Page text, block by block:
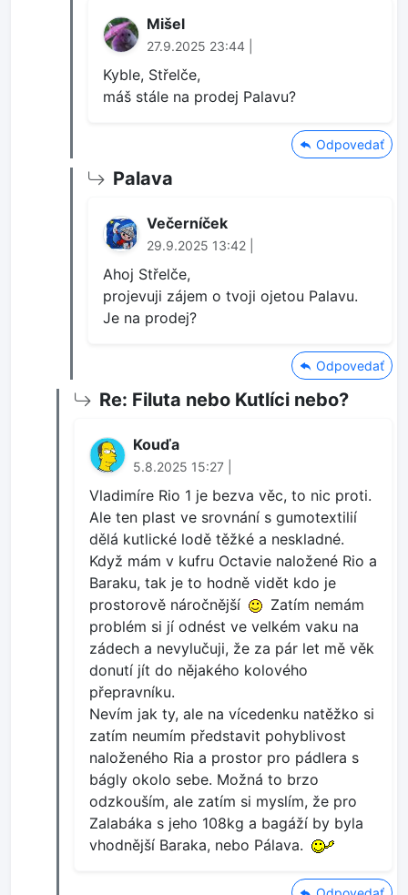
Mišel
27.9.2025 23:44 |
Kyble, Střelče,
máš stále na prodej Palavu?
Odpovedať
Palava
Večerníček
29.9.2025 13:42 |
Ahoj Střelče,
projevuji zájem o tvoji ojetou Palavu.
Je na prodej?
Odpovedať
Re: Filuta nebo Kutlíci nebo?
Kouďa
5.8.2025 15:27 |
Vladimíre Rio 1 je bezva věc, to nic proti.
Ale ten plast ve srovnání s gumotextilií
dělá kutlické lodě těžké a neskladné.
Když mám v kufru Octavie naložené Rio a
Baraku, tak je to hodně vidět kdo je
prostorově náročnější
Zatím nemám
problém si jí odnést ve velkém vaku na
zádech a nevylučuji, že za pár let mě věk
donutí jít do nějakého kolového
přepravníku.
Nevím jak ty, ale na vícedenku natěžko si
zatím neumím představit pohyblivost
naloženého Ria a prostor pro pádlera s
bágly okolo sebe. Možná to brzo
odzkouším, ale zatím si myslím, že pro
Zalabáka s jeho 108kg a bagáží by byla
vhodnější Baraka, nebo Pálava.